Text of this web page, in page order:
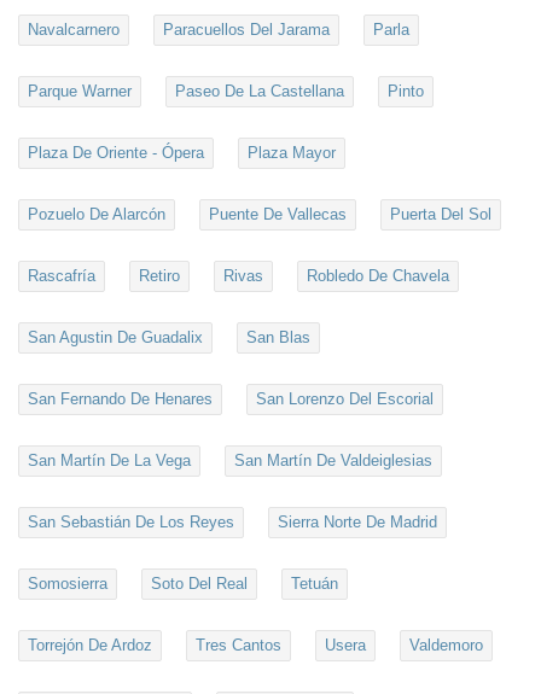
Navalcarnero Paracuellos Del Jarama Parla
Parque Warner Paseo De La Castellana Pinto
Plaza De Oriente - Ópera Plaza Mayor
Pozuelo De Alarcón Puente De Vallecas Puerta Del Sol
Rascafría Retiro Rivas Robledo De Chavela
San Agustin De Guadalix San Blas
San Fernando De Henares San Lorenzo Del Escorial
San Martín De La Vega San Martín De Valdeiglesias
San Sebastián De Los Reyes Sierra Norte De Madrid
Somosierra Soto Del Real Tetuán
Torrejón De Ardoz Tres Cantos Usera Valdemoro